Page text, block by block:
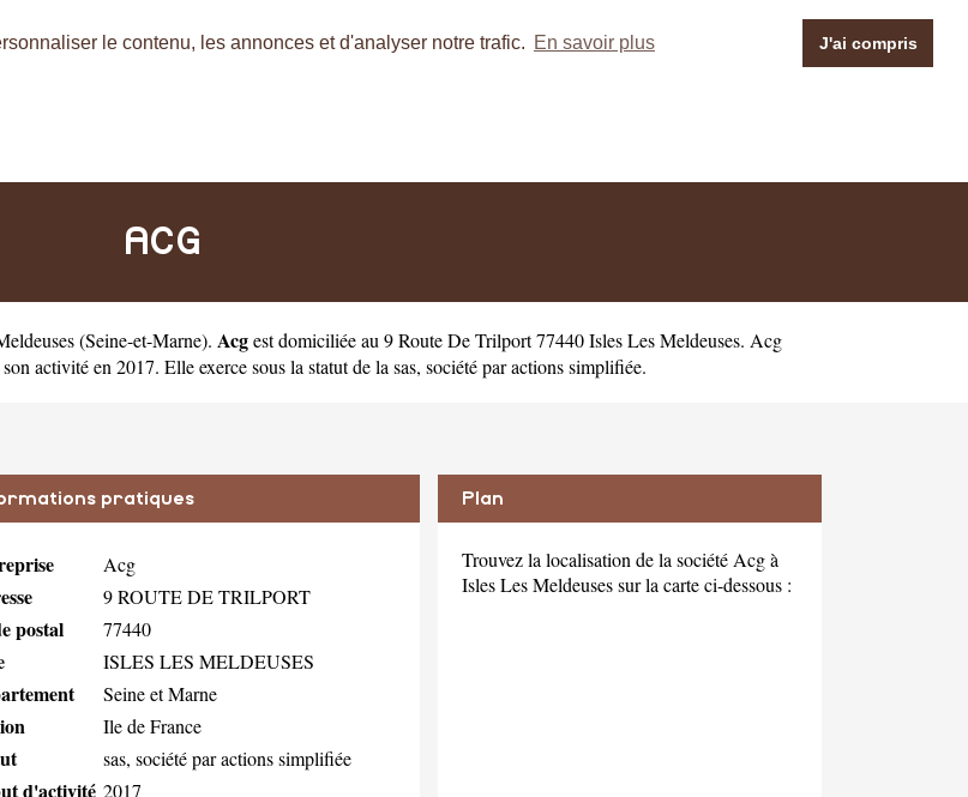
le contenu, les annonces et d'analyser notre trafic. En savoir plus J'ai compris
ACG
(Seine-et-Marne). Acgest domiciliée au 9 Route De Trilport 77440 Isles Les Meldeuses. Acg
activité en 2017. Elle exerce sous la statut de la sas, société par actions simplifiée.
pratiques
Acg
9 ROUTE DE TRILPORT
postal 77440
ISLES LES MELDEUSES
Seine et Marne
Ile de France
sas, société par actions simplifiée
d'activité 2017
Plan
Trouvez la localisation de la société Acg à
Isles Les Meldeuses sur la carte ci-dessous :